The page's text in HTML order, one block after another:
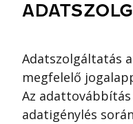
Adatszolgáltatás
megfelelő
Az
adatigénylés